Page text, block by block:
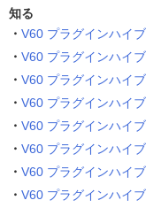
知る
V60 プラグインハイ
V60 プラグインハイ
V60 プラグインハイ
V60 プラグインハイ
V60 プラグインハイ
V60 プラグインハイ
V60 プラグインハイ
V60 プラグインハイ